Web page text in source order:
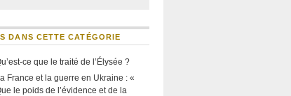
DANS CETTE CATÉGORIE
ce que le traité de l’Élysée ?
France et la guerre en Ukraine : «
le poids de l’évidence et de la